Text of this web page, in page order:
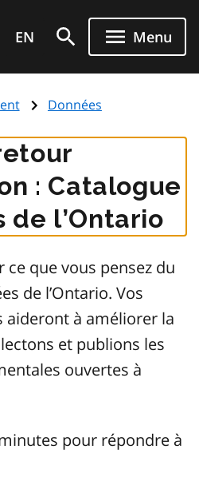
EN Menu
Données
: Catalogue
de l’Ontario
ce que vous pensez du
de l’Ontario. Vos
à améliorer la
et publions les
ouvertes à
pour répondre à